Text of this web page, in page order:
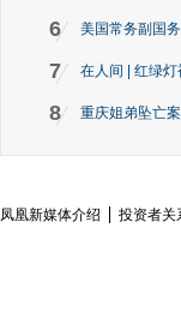
6 美国常务副国
7 在人间 | 红绿
8 重庆姐弟坠亡
凤凰新媒体介绍 投资者关